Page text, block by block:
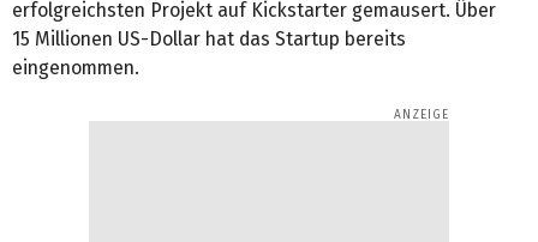
erfolgreichsten Projekt auf Kickstarter gemausert. Über
15 Millionen US-Dollar hat das Startup bereits
eingenommen.